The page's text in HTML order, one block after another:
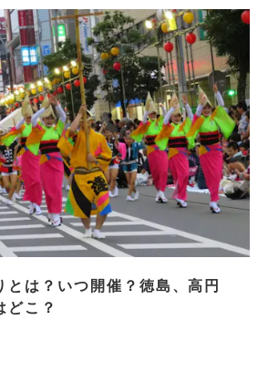
とは？いつ開催？徳島、高円
どこ？